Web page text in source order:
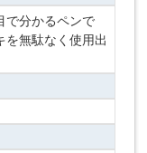
で分かるペンで
を無駄なく使用出